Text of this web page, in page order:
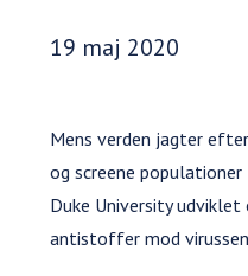
Udgivelsesdato:
19 maj 2020
Mens verden jagter
og screene
Duke University
antistoffer mod